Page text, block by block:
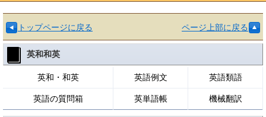
トップページに戻る ページ上部に戻る
英和和英
英和・和英 英語例文 英語類語
英語の質問箱 英単語帳 機械翻訳